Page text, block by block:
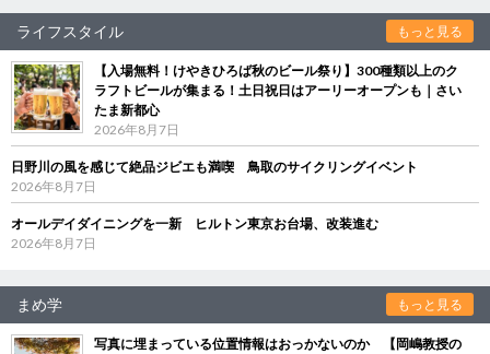
ライフスタイル もっと見る
【入場無料！けやきひろば秋のビール祭り】300種類以上のク
ラフトビールが集まる！土日祝日はアーリーオープンも｜さい
たま新都心
2026年8月7日
日野川の風を感じて絶品ジビエも満喫 鳥取のサイクリングイベント
2026年8月7日
オールデイダイニングを一新 ヒルトン東京お台場、改装進む
2026年8月7日
まめ学 もっと見る
写真に埋まっている位置情報はおっかないのか 【岡嶋教授の